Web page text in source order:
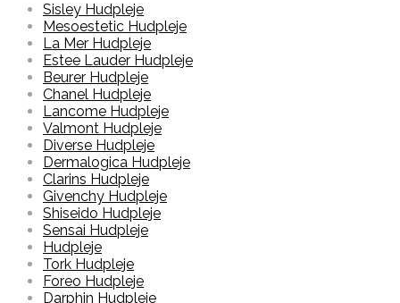
Sisley Hudpleje
Mesoestetic Hudpleje
La Mer Hudpleje
Estee Lauder Hudpleje
Beurer Hudpleje
Chanel Hudpleje
Lancome Hudpleje
Valmont Hudpleje
Diverse Hudpleje
Dermalogica Hudpleje
Clarins Hudpleje
Givenchy Hudpleje
Shiseido Hudpleje
Sensai Hudpleje
Hudpleje
Tork Hudpleje
Foreo Hudpleje
Darphin Hudpleje